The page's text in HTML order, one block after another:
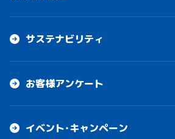
サステナビリティ
お客様アンケート
イベント・キャンペーン